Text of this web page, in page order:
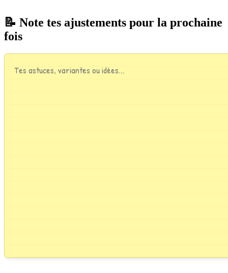
📝 Note tes ajustements pour la prochaine
fois